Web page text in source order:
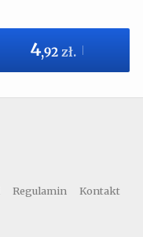
4,92 zł.
Regulamin Kontakt